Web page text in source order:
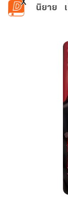
ข้ามไปยังเนื้อหาห
นิยาย